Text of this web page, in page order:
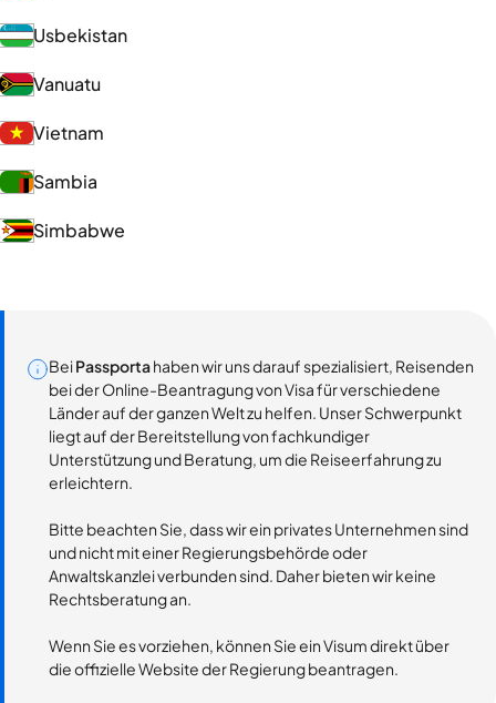
Usbekistan
Vanuatu
Vietnam
Sambia
Simbabwe
BeiPassportahaben wir uns darauf spezialisiert, Reisenden
bei der Online-Beantragung von Visa für verschiedene
Länder auf der ganzen Welt zu helfen. Unser Schwerpunkt
liegt auf der Bereitstellung von fachkundiger
Unterstützung und Beratung, um die Reiseerfahrung zu
erleichtern.
Bitte beachten Sie, dass wir ein privates Unternehmen sind
und nicht mit einer Regierungsbehörde oder
Anwaltskanzlei verbunden sind. Daher bieten wir keine
Rechtsberatung an.
Wenn Sie es vorziehen, können Sie ein Visum direkt über
die offizielle Website der Regierung beantragen.